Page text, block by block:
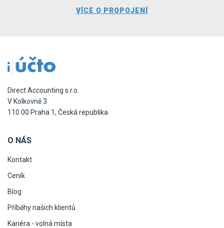
VÍCE O PROPOJENÍ
Direct Accounting s.r.o.
V Kolkovně 3
110 00 Praha 1, Česká republika
O NÁS
Kontakt
Ceník
Blog
Příběhy našich klientů
Kariéra - volná místa